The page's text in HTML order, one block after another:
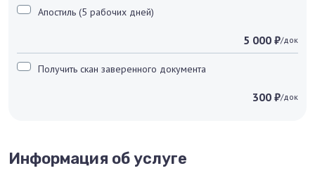
Апостиль (5 рабочих дней)
5 000 ₽/док
Получить скан заверенного документа
300 ₽/док
Информация об услуге